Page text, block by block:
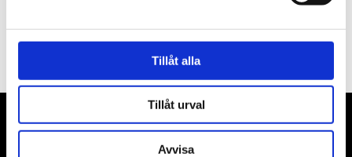
Tillåt alla
Tillåt urval
Avvisa